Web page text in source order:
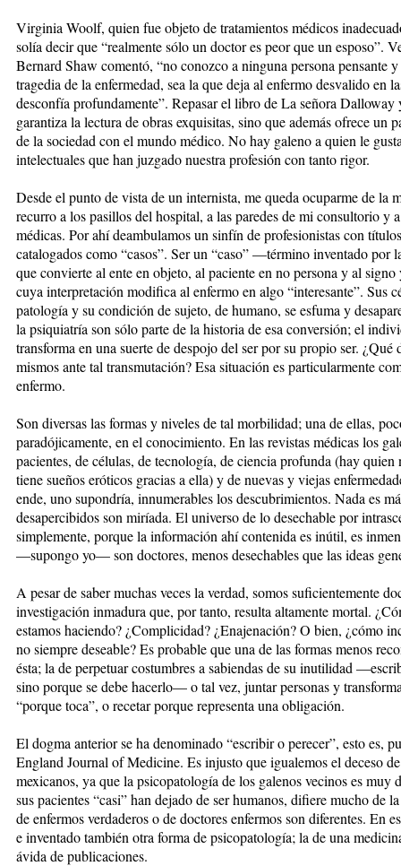
Virginia Woolf, quien fue objeto de tratamientos médicos
solía decir que “realmente sólo un doctor es peor que un esposo”.
Bernard Shaw comentó, “no conozco a ninguna persona pensante
tragedia de la enfermedad, sea la que deja al enfermo desvalido en
desconfía profundamente”. Repasar el libro de La señora
garantiza la lectura de obras exquisitas, sino que además ofrece un
de la sociedad con el mundo médico. No hay galeno a quien le
intelectuales que han juzgado nuestra profesión con tanto rigor.
Desde el punto de vista de un internista, me queda ocuparme de la
recurro a los pasillos del hospital, a las paredes de mi consultorio y
médicas. Por ahí deambulamos un sinfín de profesionistas con
catalogados como “casos”. Ser un “caso” —término inventado
que convierte al ente en objeto, al paciente en no persona y al
cuya interpretación modifica al enfermo en algo “interesante”. Sus
patología y su condición de sujeto, de humano, se esfuma y
la psiquiatría son sólo parte de la historia de esa conversión; el
transforma en una suerte de despojo del ser por su propio ser.
mismos ante tal transmutación? Esa situación es particularmente
enfermo.
Son diversas las formas y niveles de tal morbilidad; una de ellas,
paradójicamente, en el conocimiento. En las revistas médicas los
pacientes, de células, de tecnología, de ciencia profunda (hay
tiene sueños eróticos gracias a ella) y de nuevas y viejas
ende, uno supondría, innumerables los descubrimientos. Nada es
desapercibidos son miríada. El universo de lo desechable por
simplemente, porque la información ahí contenida es inútil, es
—supongo yo— son doctores, menos desechables que las ideas
A pesar de saber muchas veces la verdad, somos suficientemente
investigación inmadura que, por tanto, resulta altamente mortal.
estamos haciendo? ¿Complicidad? ¿Enajenación? O bien, ¿cómo
no siempre deseable? Es probable que una de las formas menos
ésta; la de perpetuar costumbres a sabiendas de su inutilidad
sino porque se debe hacerlo— o tal vez, juntar personas y
“porque toca”, o recetar porque representa una obligación.
El dogma anterior se ha denominado “escribir o perecer”, esto es,
England Journal of Medicine. Es injusto que igualemos el deceso
mexicanos, ya que la psicopatología de los galenos vecinos es muy
sus pacientes “casi” han dejado de ser humanos, difiere mucho de
de enfermos verdaderos o de doctores enfermos son diferentes. En
e inventado también otra forma de psicopatología; la de una
ávida de publicaciones.